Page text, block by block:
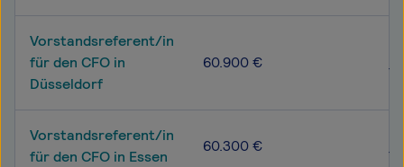
Vorstandsreferent/in
für den CFO in
Düsseldorf
60.900 €
Vorstandsreferent/in
für den CFO in Essen
60.300 €